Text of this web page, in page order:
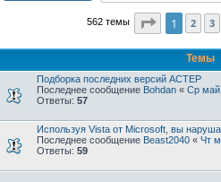
562 темы Страница1
1 2 3
Темы
Подборка последних версий АСТЕР
Последнее сообщение Bohdan « Ср май
Ответы: 57
Используя Vista от Microsoft, вы
Последнее сообщение Beast2040 « Чт
Ответы: 59